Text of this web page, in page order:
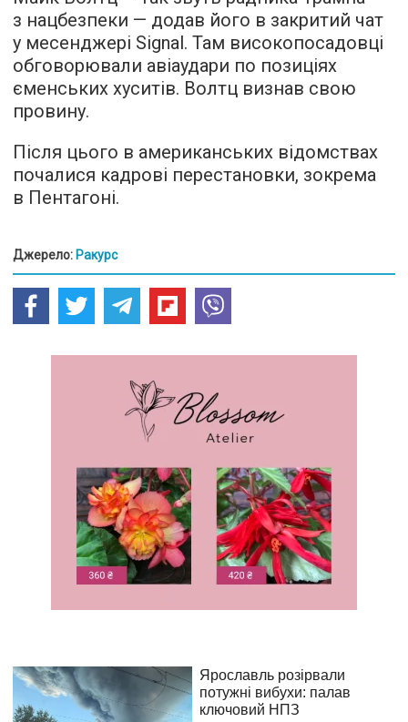
з нацбезпеки — додав його в закритий чат
у месенджері Signal. Там високопосадовці
обговорювали авіаудари по позиціях
єменських хуситів. Волтц визнав свою
провину.
Після цього в американських відомствах
почалися кадрові перестановки, зокрема
в Пентагоні.
Джерело: Ракурс